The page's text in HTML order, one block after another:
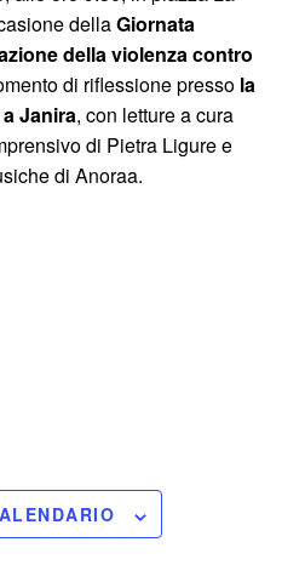
dellaGiornata
della violenza contro
di riflessione presso la
Janira, con letture a cura
di Pietra Ligure e
di Anoraa.